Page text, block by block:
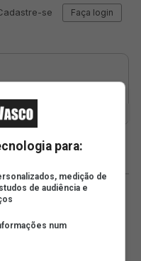
para:
medição de
de audiência e
num